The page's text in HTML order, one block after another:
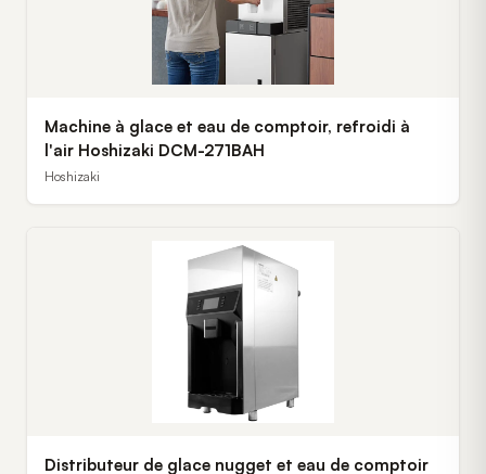
Machine à glace et eau de comptoir, refroidi à
l'air Hoshizaki DCM-271BAH
Hoshizaki
Distributeur de glace nugget et eau de comptoir